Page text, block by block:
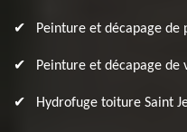
Peinture et décapage de
Peinture et décapage de
Hydrofuge toiture Saint